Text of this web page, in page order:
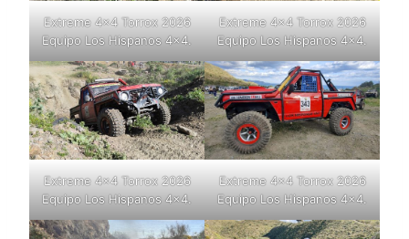
Extreme 4×4 Torrox 2026
Equipo Los Hispanos 4×4.
Extreme 4×4 Torrox 2026
Equipo Los Hispanos 4×4.
Extreme 4×4 Torrox 2026
Equipo Los Hispanos 4×4.
Extreme 4×4 Torrox 2026
Equipo Los Hispanos 4×4.